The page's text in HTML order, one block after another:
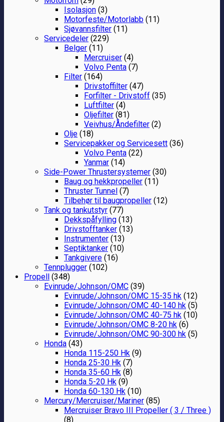
Isolasjon (3)
Motorfeste/Motorlabb (11)
Sjøvannsfilter (11)
Servicedeler (229)
Belger (11)
Mercruiser (4)
Volvo Penta (7)
Filter (164)
Drivstoffilter (47)
Forfilter - Drivstoff (35)
Luftfilter (4)
Oljefilter (81)
Veivhus/Åndefilter (2)
Olje (18)
Servicepakker og Servicesett (36)
Volvo Penta (22)
Yanmar (14)
Side-Power Thrustersystemer (30)
Baug og hekkpropeller (11)
Thruster Tunnel (7)
Tilbehør til baugpropeller (12)
Tank og tankutstyr (77)
Dekkspåfylling (13)
Drivstofftanker (13)
Instrumenter (13)
Septiktanker (10)
Tankgivere (16)
Tennplugger (102)
Propell (348)
Evinrude/Johnson/OMC (39)
Evinrude/Johnson/OMC 15-35 hk (12)
Evinrude/Johnson/OMC 40-140 hk (5)
Evinrude/Johnson/OMC 40-75 hk (10)
Evinrude/Johnson/OMC 8-20 hk (6)
Evinrude/Johnson/OMC 90-300 hk (5)
Honda (43)
Honda 115-250 Hk (9)
Honda 25-30 Hk (7)
Honda 35-60 Hk (8)
Honda 5-20 Hk (9)
Honda 60-130 Hk (10)
Mercury/Mercruiser/Mariner (85)
Mercruiser Bravo III Propeller ( 3 / Three )
(8)